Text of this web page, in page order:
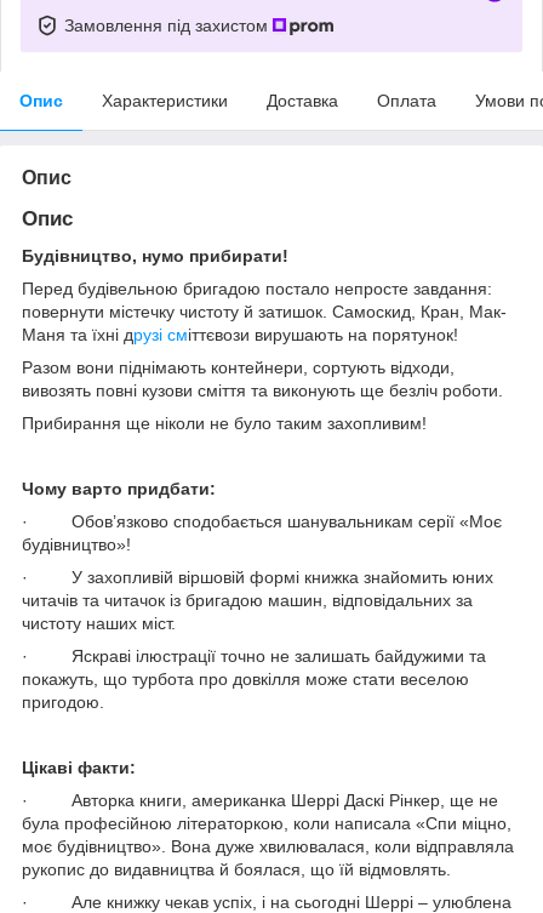
Замовлення під захистом
Опис Характеристики Доставка Оплата Умови
Опис
Опис
Будівництво, нумо прибирати!
Перед будівельною бригадою постало непросте завдання:
повернути містечку чистоту й затишок. Самоскид, Кран, Мак-
Маня та їхні друзі сміттєвози вирушають на порятунок!
Разом вони піднімають контейнери, сортують відходи,
вивозять повні кузови сміття та виконують ще безліч роботи.
Прибирання ще ніколи не було таким захопливим!
Чому варто придбати:
· Обов’язково сподобається шанувальникам серії «Моє
будівництво»!
· У захопливій віршовій формі книжка знайомить юних
читачів та читачок із бригадою машин, відповідальних за
чистоту наших міст.
· Яскраві ілюстрації точно не залишать байдужими та
покажуть, що турбота про довкілля може стати веселою
пригодою.
Цікаві факти:
· Авторка книги, американка Шеррі Даскі Рінкер, ще не
була професійною літераторкою, коли написала «Спи міцно,
моє будівництво». Вона дуже хвилювалася, коли відправляла
рукопис до видавництва й боялася, що їй відмовлять.
· Але книжку чекав успіх, і на сьогодні Шеррі – улюблена